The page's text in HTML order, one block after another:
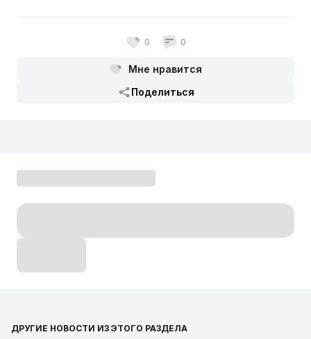
0 0
Мне нравится
Поделиться
ДРУГИЕ НОВОСТИ ИЗ ЭТОГО РАЗДЕЛА